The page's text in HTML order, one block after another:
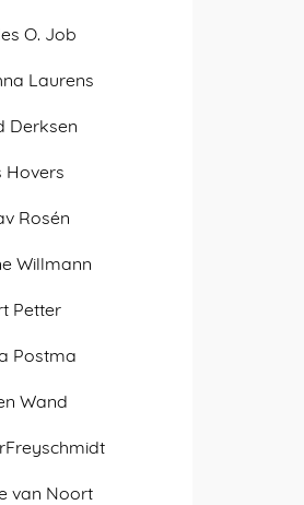
O. Job
Laurens
Derksen
Hovers
Rosén
Willmann
Petter
Postma
Wand
van Noort